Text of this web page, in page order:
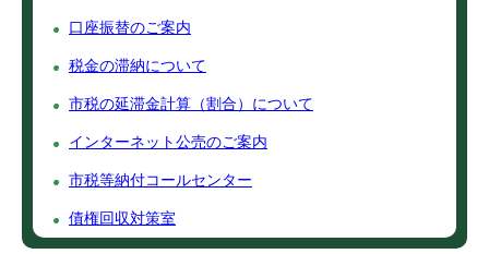
口座振替のご案内
税金の滞納について
市税の延滞金計算（割合）について
インターネット公売のご案内
市税等納付コールセンター
債権回収対策室